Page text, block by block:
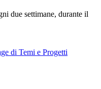
due settimane, durante il
di Temi e Progetti